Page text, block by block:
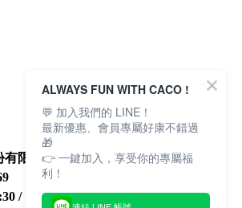
有限公司
/ 13:30-18:00
ALWAYS FUN WITH CACO !
💬 加入我們的 LINE！
最新優惠、會員專屬好康不錯過
🎁
👉 一鍵加入，享受你的專屬福
利！